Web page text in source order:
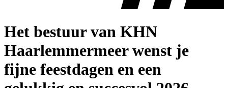
Het bestuur van KHN
Haarlemmermeer wenst je
fijne feestdagen en een